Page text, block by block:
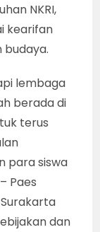
NKRI,
kearifan
lembaga
berada di
terus
para siswa
Paes
dan